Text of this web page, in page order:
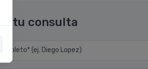
tu consulta
(ej. Diego Lopez)